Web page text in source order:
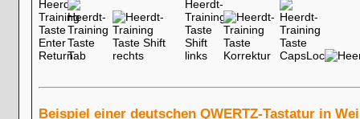
Beispiel einer deutschen QWERTZ-Tastatur in